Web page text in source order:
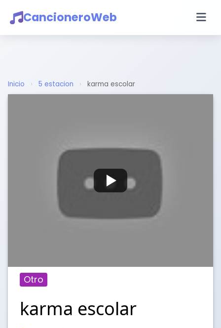
CancioneroWeb
Inicio › 5 estacion › karma escolar
Otro
karma escolar